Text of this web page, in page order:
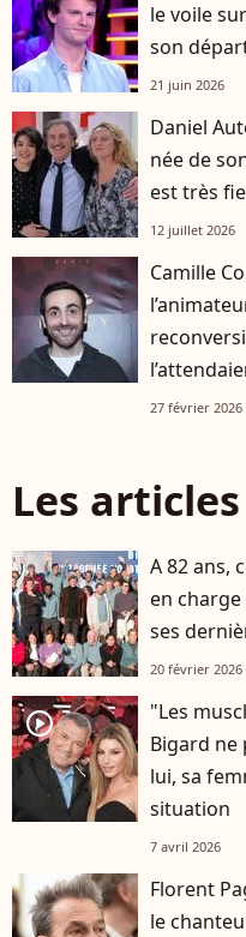
le voile
son
21 juin 2026
Daniel
née de
est très
12 juillet 2026
Camille
27 février 2026
Les
A 82 ans,
en
ses
20 février 2026
player2
"Les
Bigard ne
lui, sa
situation
7 avril 2026
Florent
le